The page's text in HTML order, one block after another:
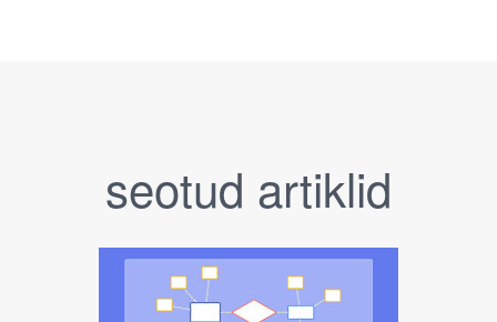
seotud artiklid